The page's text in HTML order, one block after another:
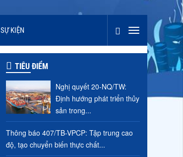
SỰ KIỆN
TIÊU ĐIỂM
Nghị quyết 20-NQ/TW:
Định hướng phát triển thủy
sản trong...
Thông báo 407/TB-VPCP: Tập trung cao
độ, tạo chuyển biến thực chất...